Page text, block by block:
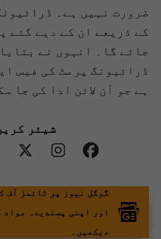
ضرورت نہیں ہے۔
کے ذریعے ان کے دیے گئے
جائے گا۔ انہوں نے
ہے جو آن لائن ادا کی جا
شیئر
گوگل نیوز پر ٹائمز آف
اور اپنی پسندیدہ مواد
دیکھیں۔